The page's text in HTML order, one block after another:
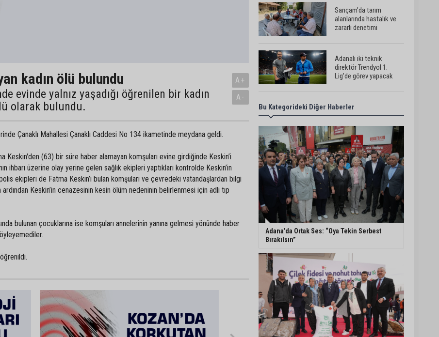
kadın ölü bulundu
evinde yalnız yaşadığı öğrenilen bir kadın
olarak bulundu.
A+
A-
Çanaklı Mahallesi Çanaklı Caddesi No 134 ikametinde meydana geldi.
Keskin'den (63) bir süre haber alamayan komşuları evine girdiğinde Keskin’i
ihbarı üzerine olay yerine gelen sağlık ekipleri yaptıkları kontrolde Keskin’in
ekipleri de Fatma Keskin’i bulan komşuları ve çevredeki vatandaşlardan bilgi
ardından Keskin’in cenazesinin kesin ölüm nedeninin belirlenmesi için adli tıp
bulunan çocuklarına ise komşuları annelerinin yanına gelmesi yönünde haber
Sarıçam’da tarım
alanlarında hastalık ve
zararlı denetimi
Adanalı iki teknik
direktör Trendyol 1.
Lig’de görev yapacak
Süreyya Yavuz’dan şehit
ailelerine ziyaret
Murat Şahin Aktürk,
YENİ Parti Tufanbeyli İlçe
Başkanı oldu
ASKİ Genel Müdürü
Mansur Aladağ emekli
oldu
İngiltere’nin çöpü
Adana’ya geldi,
mikroplastik tartışması
büyüdü
ATÜ’de "Sunar
Gastronomi ve Mutfak
Sanatları Akademisi"
kuruluyor
Bu Kategorideki Diğer Haberler
Adana’da Ortak Ses: “Oya Tekin Serbest
Bırakılsın”